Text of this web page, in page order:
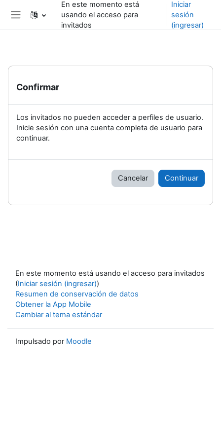
Saltar al contenido principal
Pánel lateral
En este momento está
usando el acceso para
invitados
Iniciar
sesión
(ingresar)
Confirmar
Los invitados no pueden acceder a perfiles de usuario.
Inicie sesión con una cuenta completa de usuario para
continuar.
Cancelar Continuar
En este momento está usando el acceso para invitados
(Iniciar sesión (ingresar))
Resumen de conservación de datos
Obtener la App Mobile
Cambiar al tema estándar
Impulsado por Moodle